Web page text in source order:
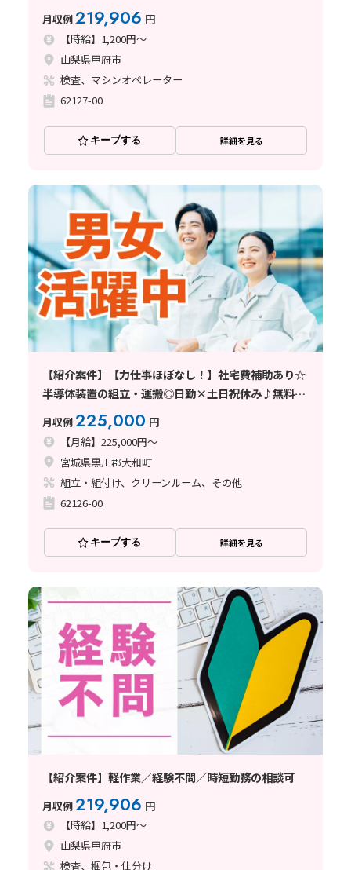
月収例219,906 円
【時給】1,200円～
山梨県甲府市
検査、マシンオペレーター
62127-00
キープする 詳細を見る
【紹介案件】【力仕事ほぼなし！】社宅費補助あり☆
半導体装置の組立・運搬◎日勤×土日祝休み♪無料送
迎あり！
月収例225,000 円
【月給】225,000円～
宮城県黒川郡大和町
組立・組付け、クリーンルーム、その他
62126-00
キープする 詳細を見る
【紹介案件】軽作業／経験不問／時短勤務の相談可
月収例219,906 円
【時給】1,200円～
山梨県甲府市
検査、梱包・仕分け